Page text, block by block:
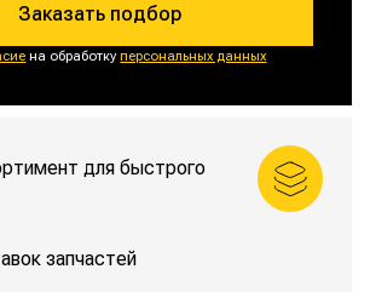
Заказать подбор
на обработкуперсональных данных
для быстрого
запчастей